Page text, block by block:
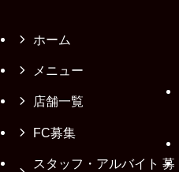
ホーム
メニュー
店舗一覧
FC募集
スタッフ・アルバイト 募